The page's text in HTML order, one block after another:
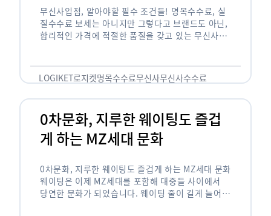
무신사입점, 알아야할 필수 조건들! 명목수수료, 실
질수수료 보세는 아니지만 그렇다고 브랜드도 아닌,
합리적인 가격에 적절한 품질을 갖고 있는 무신사!
LOGIKET로지켓명목수수료무신사무신사수수료
0차문화, 지루한 웨이팅도 즐겁
게 하는 MZ세대 문화
0차문화, 지루한 웨이팅도 즐겁게 하는 MZ세대 문화
웨이팅은 이제 MZ세대를 포함해 대중들 사이에서
당연한 문화가 되었습니다. 웨이팅 줄이 길게 늘어서